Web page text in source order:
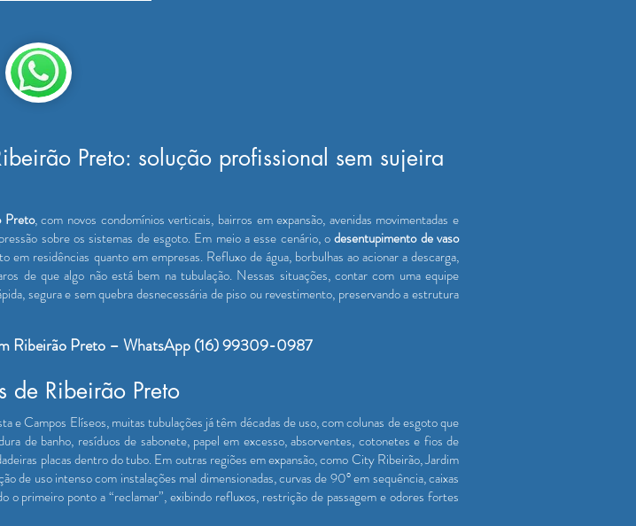
Preto: solução profissional sem sujeira
Preto, com novos condomínios verticais, bairros em expansão, avenidas movimentadas e
sobre os sistemas de esgoto. Em meio a esse cenário, odesentupimento de vaso
residências quanto em empresas. Refluxo de água, borbulhas ao acionar a descarga,
de que algo não está bem na tubulação. Nessas situações, contar com uma equipe
segura e sem quebra desnecessária de piso ou revestimento, preservando a estrutura
Ribeirão Preto – WhatsApp (16) 99309-0987
de Ribeirão Preto
e Campos Elíseos, muitas tubulações já têm décadas de uso, com colunas de esgoto que
de banho, resíduos de sabonete, papel em excesso, absorventes, cotonetes e fios de
placas dentro do tubo. Em outras regiões em expansão, como City Ribeirão, Jardim
de uso intenso com instalações mal dimensionadas, curvas de 90° em sequência, caixas
o primeiro ponto a “reclamar”, exibindo refluxos, restrição de passagem e odores fortes